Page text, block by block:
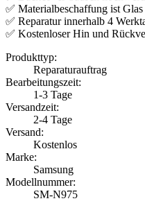
✅ Materialbeschaffung ist Glas
✅ Reparatur innerhalb 4
✅ Kostenloser Hin und
Produkttyp:
Reparaturauftrag
Bearbeitungszeit:
1-3 Tage
Versandzeit:
2-4 Tage
Versand:
Kostenlos
Marke:
Samsung
Modellnummer:
SM-N975